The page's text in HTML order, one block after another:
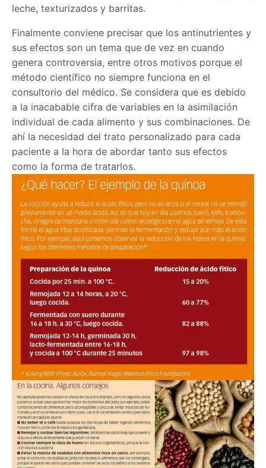
leche, texturizados y barritas.
Finalmente conviene precisar que los antinutrientes y
sus efectos son un tema que de vez en cuando
genera controversia, entre otros motivos porque el
método científico no siempre funciona en el
consultorio del médico. Se considera que es debido
a la inacabable cifra de variables en la asimilación
individual de cada alimento y sus combinaciones. De
ahí la necesidad del trato personalizado para cada
paciente a la hora de abordar tanto sus efectos
como la forma de tratarlos.